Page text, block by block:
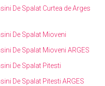
De Spalat Curtea de Arges
De Spalat Mioveni
De Spalat Mioveni ARGES
De Spalat Pitesti
De Spalat Pitesti ARGES